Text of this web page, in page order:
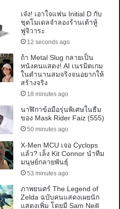
เจ๋ง! เอาใจแฟน Initial D กับ
ชุดโมเดลจำลองร้านเต้าหู้
ฟูจิวาระ
12 seconds ago
ถ้า Metal Slug กลายเป็น
หนังคนแสดง! AI เนรมิตเกม
ในตำนานสมจริงจนอยากให้
สร้างจริง
18 minutes ago
นาฬิกาข้อมือรุ่นพิเศษในธีม
ของ Mask Rider Faiz (555)
50 minutes ago
X-Men MCU เจอ Cyclops
แล้ว? เล็ง Kit Connor นำทีม
มนุษย์กลายพันธุ์
53 minutes ago
ภาพยนตร์ The Legend of
Zelda ฉบับคนแสดงเผยนัก
แสดงเพิ่ม โดยมี Sam Neill